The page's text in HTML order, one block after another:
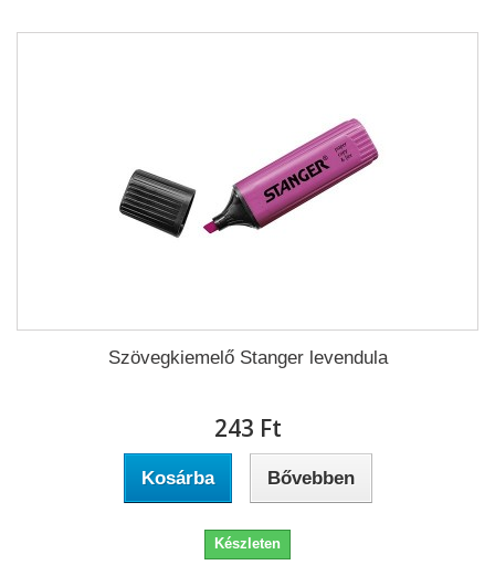
Szövegkiemelő Stanger levendula
243 Ft‎
Kosárba Bővebben
Készleten